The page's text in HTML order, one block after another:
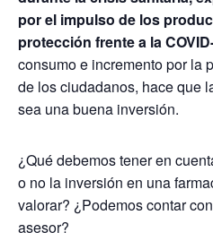
por el impulso de los
protección frente a la
consumo e incremento por la
de los ciudadanos, hace que
sea una buena inversión.
¿Qué debemos tener en
o no la inversión en una
valorar? ¿Podemos contar
asesor?